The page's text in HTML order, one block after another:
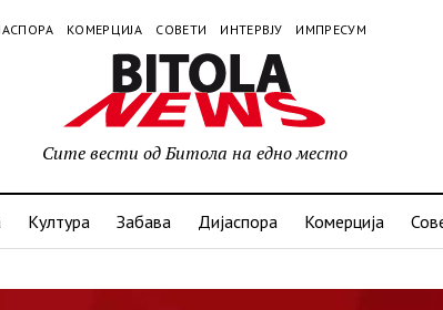
КОМЕРЦИЈА СОВЕТИ ИНТЕРВЈУ ИМПРЕСУМ
Сите вести од Битола на едно место
Култура Забава Дијаспора Комерција